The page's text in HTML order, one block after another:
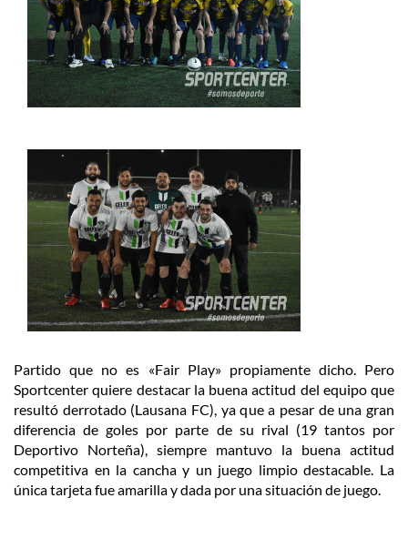
Partido que no es «Fair Play» propiamente dicho. Pero
Sportcenter quiere destacar la buena actitud del equipo que
resultó derrotado (Lausana FC), ya que a pesar de una gran
diferencia de goles por parte de su rival (19 tantos por
Deportivo Norteña), siempre mantuvo la buena actitud
competitiva en la cancha y un juego limpio destacable. La
única tarjeta fue amarilla y dada por una situación de juego.